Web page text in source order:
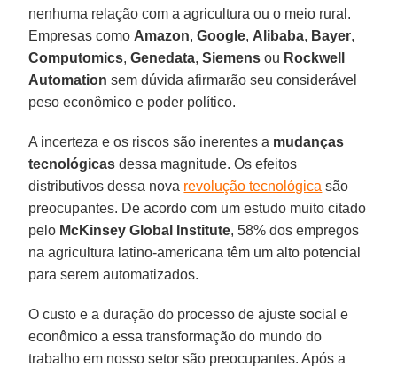
nenhuma relação com a agricultura ou o meio rural.
Empresas como Amazon,Google, Alibaba, Bayer,
Computomics,Genedata,Siemens ou Rockwell
Automation sem dúvida afirmarão seu considerável
peso econômico e poder político.
A incerteza e os riscos são inerentes a mudanças
tecnológicas dessa magnitude. Os efeitos
distributivos dessa nova revolução tecnológica são
preocupantes. De acordo com um estudo muito citado
pelo McKinsey Global Institute, 58% dos empregos
na agricultura latino-americana têm um alto potencial
para serem automatizados.
O custo e a duração do processo de ajuste social e
econômico a essa transformação do mundo do
trabalho em nosso setor são preocupantes. Após a